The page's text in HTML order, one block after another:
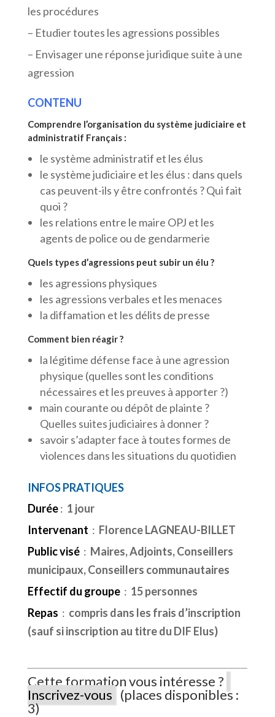
les procédures
– Etudier toutes les agressions possibles
– Envisager une réponse juridique suite à une
agression
CONTENU
Comprendre l’organisation du système judiciaire et
administratif Français :
le système administratif et les élus
le système judiciaire et les élus : dans quels
cas peuvent-ils y être confrontés ? Qui fait
quoi ?
les relations entre le maire OPJ et les
agents de police ou de gendarmerie
Quels types d’agressions peut subir un élu ?
les agressions physiques
les agressions verbales et les menaces
la diffamation et les délits de presse
Comment bien réagir ?
la légitime défense face à une agression
physique (quelles sont les conditions
nécessaires et les preuves à apporter ?)
main courante ou dépôt de plainte ?
Quelles suites judiciaires à donner ?
savoir s’adapter face à toutes formes de
violences dans les situations du quotidien
INFOS PRATIQUES
Durée: 1 jour
Intervenant : Florence LAGNEAU-BILLET
Public visé : Maires, Adjoints, Conseillers
municipaux, Conseillers communautaires
Effectif du groupe: 15 personnes
Repas : compris dans les frais d’inscription
(sauf si inscription au titre du DIF Elus)
Cette formation vous intéresse ?
Inscrivez-vous (places disponibles :
3)